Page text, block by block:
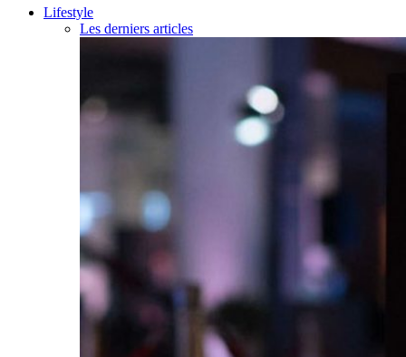
Lifestyle
Les derniers articles